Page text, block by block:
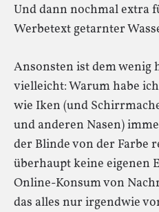
Und dann nochmal extra
Werbetext getarnter
Ansonsten ist dem wenig
vielleicht: Warum habe
wie Iken (und
und anderen Nasen)
der Blinde von der Farbe
überhaupt keine eigenen
Online-Konsum von
das alles nur irgendwie